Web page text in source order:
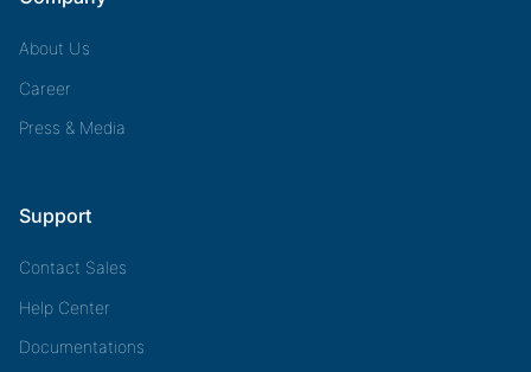
About Us
Career
Press & Media
Support
Contact Sales
Help Center
Documentations